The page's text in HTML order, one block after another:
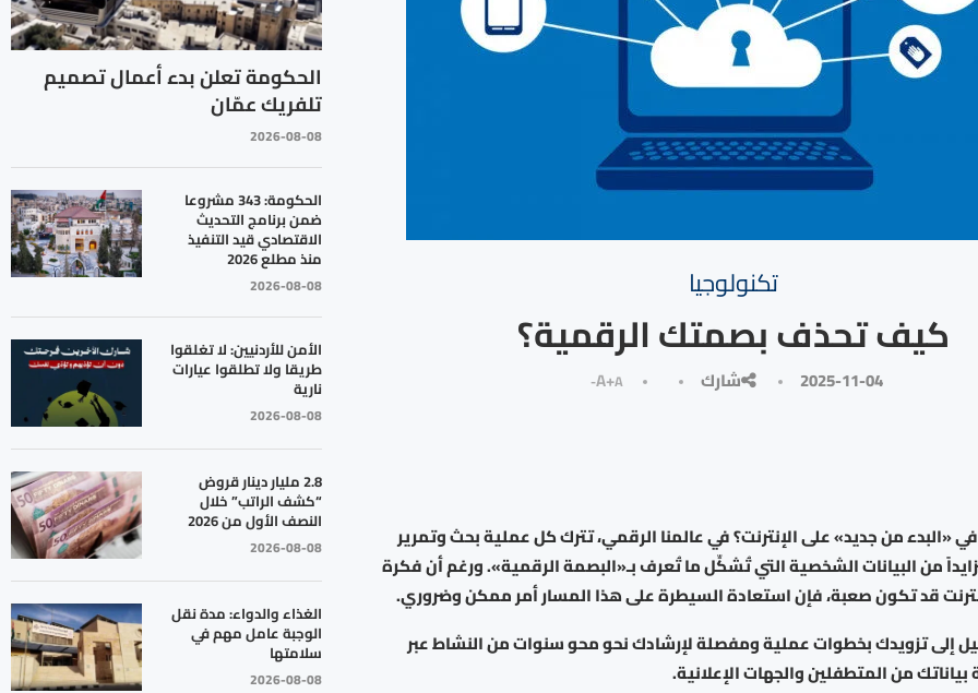
تكنولوجيا
كيف تحذف بصمتك الرقمية؟
2025-11-04 شارك A+A-
«البدء من جديد» على الإنترنت؟ في عالمنا الرقمي، تترك كل عملية بحث وتمرير
من البيانات الشخصية التي تُشكِّل ما تُعرف بـ«البصمة الرقمية». ورغم أن فكرة
قد تكون صعبة، فإن استعادة السيطرة على هذا المسار أمر ممكن وضروري.
إلى تزويدك بخطوات عملية ومفصلة لإرشادك نحو محو سنوات من النشاط عبر
بياناتك من المتطفلين والجهات الإعلانية.
الحكومة تعلن بدء أعمال تصميم
تلفريك عمّان
2026-08-08
الحكومة: 343 مشروعا
ضمن برنامج التحديث
الاقتصادي قيد التنفيذ
منذ مطلع 2026
2026-08-08
الأمن للأردنيين: لا تغلقوا
طريقا ولا تطلقوا عيارات
نارية
2026-08-08
2.8 مليار دينار قروض
“كشف الراتب” خلال
النصف الأول من 2026
2026-08-08
الغذاء والدواء: مدة نقل
الوجبة عامل مهم في
سلامتها
2026-08-08